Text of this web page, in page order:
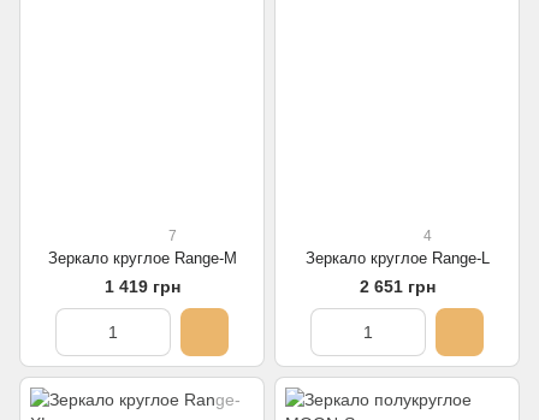
7
Зеркало круглое Range-M
1 419 грн
4
Зеркало круглое Range-L
2 651 грн